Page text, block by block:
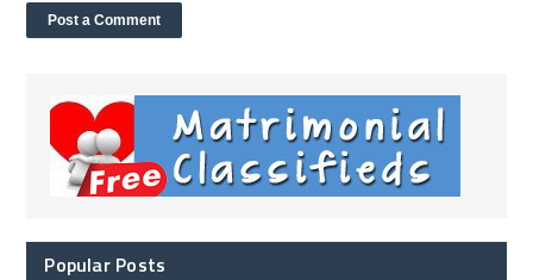
Popular Posts